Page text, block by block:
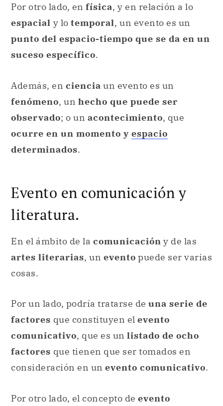
Por otro lado, en física, y en relación a lo
espacial y lo temporal, un evento es un
punto del espacio-tiempo que se da en un
suceso específico.
Además, en ciencia un evento es un
fenómeno, un hecho que puede ser
observado; o un acontecimiento, que
ocurre en un momento y espacio
determinados.
Evento en comunicación y
literatura.
En el ámbito de la comunicación y de las
artes literarias, un evento puede ser varias
cosas.
Por un lado, podría tratarse de una serie de
factores que constituyen el evento
comunicativo, que es un listado de ocho
factores que tienen que ser tomados en
consideración en un evento comunicativo.
Por otro lado, el concepto de evento